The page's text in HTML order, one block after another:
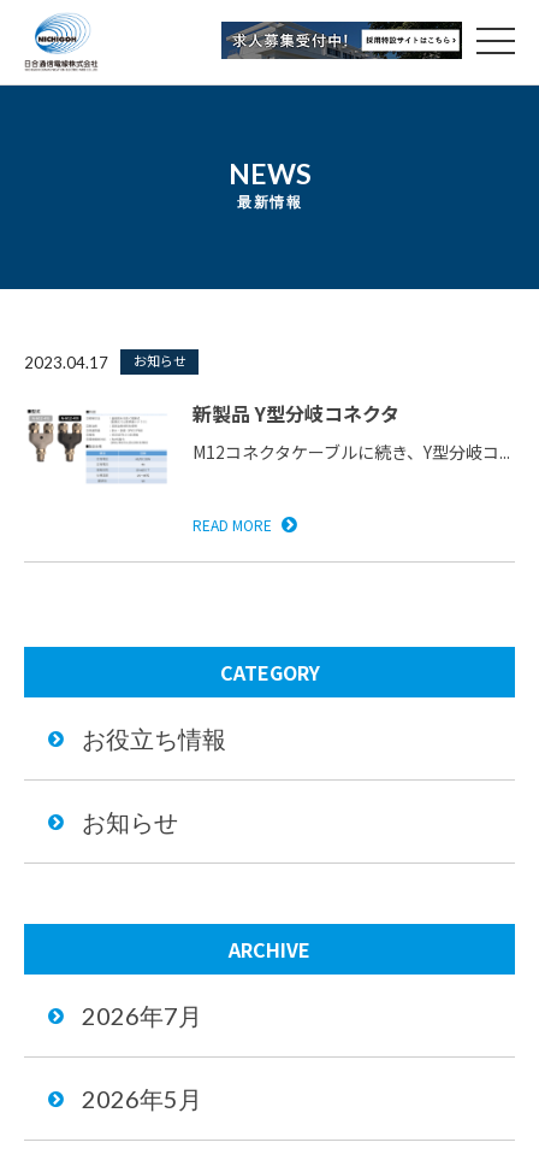
NEWS
最新情報
2023.04.17 お知らせ
新製品 Y型分岐コネクタ
M12コネクタケーブルに続き、Y型分岐コ...
READ MORE
CATEGORY
お役立ち情報
お知らせ
ARCHIVE
2026年7月
2026年5月